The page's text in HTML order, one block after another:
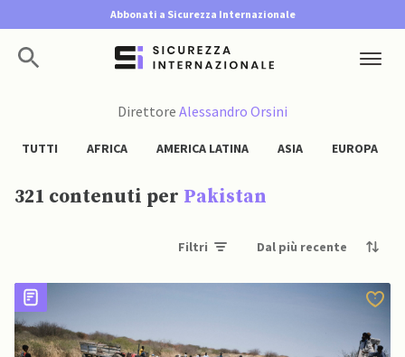
Abbonati a Sicurezza Internazionale
Direttore Alessandro Orsini
TUTTI AFRICA AMERICA LATINA ASIA EUROPA
321 contenuti per Pakistan
Filtri